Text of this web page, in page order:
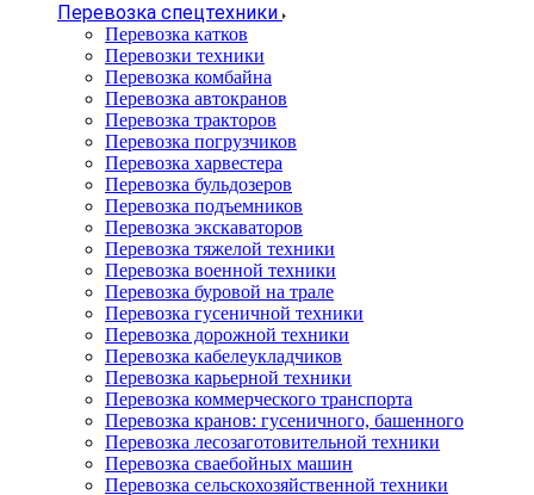
Перевозка спецтехники
Перевозка катков
Перевозки техники
Перевозка комбайна
Перевозка автокранов
Перевозка тракторов
Перевозка погрузчиков
Перевозка харвестера
Перевозка бульдозеров
Перевозка подъемников
Перевозка экскаваторов
Перевозка тяжелой техники
Перевозка военной техники
Перевозка буровой на трале
Перевозка гусеничной техники
Перевозка дорожной техники
Перевозка кабелеукладчиков
Перевозка карьерной техники
Перевозка коммерческого транспорта
Перевозка кранов: гусеничного, башенного
Перевозка лесозаготовительной техники
Перевозка сваебойных машин
Перевозка сельскохозяйственной техники